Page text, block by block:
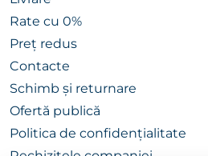
Rate cu 0%
Preț redus
Contacte
Schimb și returnare
Ofertă publică
Politica de confidențialitate